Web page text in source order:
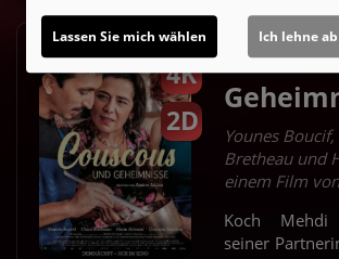
4K
2D
Younes Boucif,
Bretheau und
einem Film
Koch
seiner
Lassen Sie mich wählen Ich lehne ab